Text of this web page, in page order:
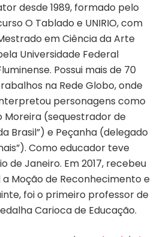
desde 1989, formado pelo
O Tablado e UNIRIO, com
em Ciência da Arte
Universidade Federal
Possui mais de 70
na Rede Globo, onde
personagens como
Moreira (sequestrador de
Brasil”) e Peçanha (delegado
Como educador teve
de Janeiro. Em 2017, recebeu
Moção de Reconhecimento e
foi o primeiro professor de
Carioca de Educação.